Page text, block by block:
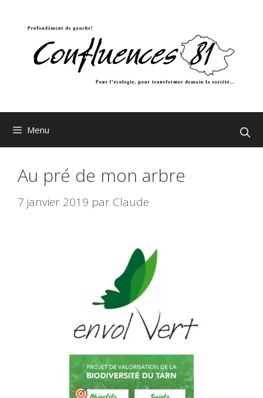
Menu
Au pré de mon arbre
7 janvier 2019 par Claude